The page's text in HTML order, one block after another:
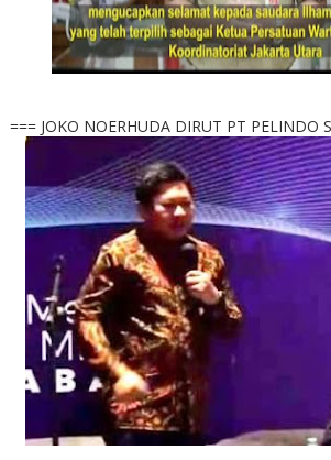
=== JOKO NOERHUDA DIRUT PT PELINDO